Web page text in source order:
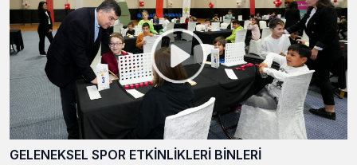
GELENEKSEL SPOR ETKİNLİKLERİ BİNLERİ